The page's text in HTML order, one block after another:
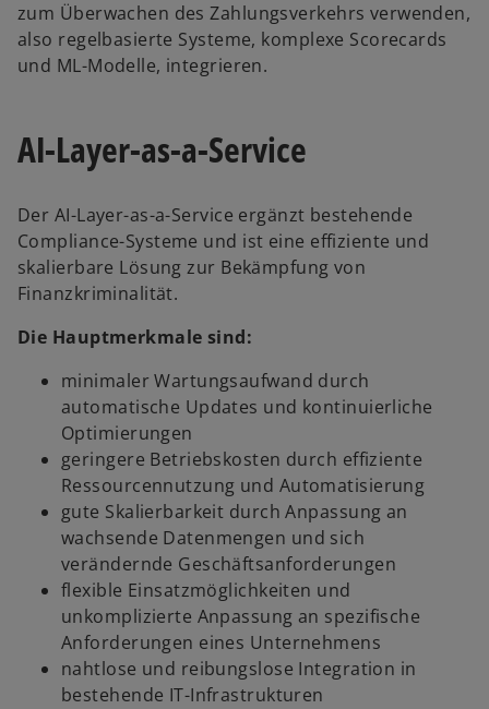
zum Überwachen des Zahlungsverkehrs verwenden,
also regelbasierte Systeme, komplexe Scorecards
und ML-Modelle, integrieren.
AI-Layer-as-a-Service
Der AI-Layer-as-a-Service ergänzt bestehende
Compliance-Systeme und ist eine effiziente und
skalierbare Lösung zur Bekämpfung von
Finanzkriminalität.
Die Hauptmerkmale sind:
minimaler Wartungsaufwand durch
automatische Updates und kontinuierliche
Optimierungen
geringere Betriebskosten durch effiziente
Ressourcennutzung und Automatisierung
gute Skalierbarkeit durch Anpassung an
wachsende Datenmengen und sich
verändernde Geschäftsanforderungen
flexible Einsatzmöglichkeiten und
unkomplizierte Anpassung an spezifische
Anforderungen eines Unternehmens
nahtlose und reibungslose Integration in
bestehende IT-Infrastrukturen